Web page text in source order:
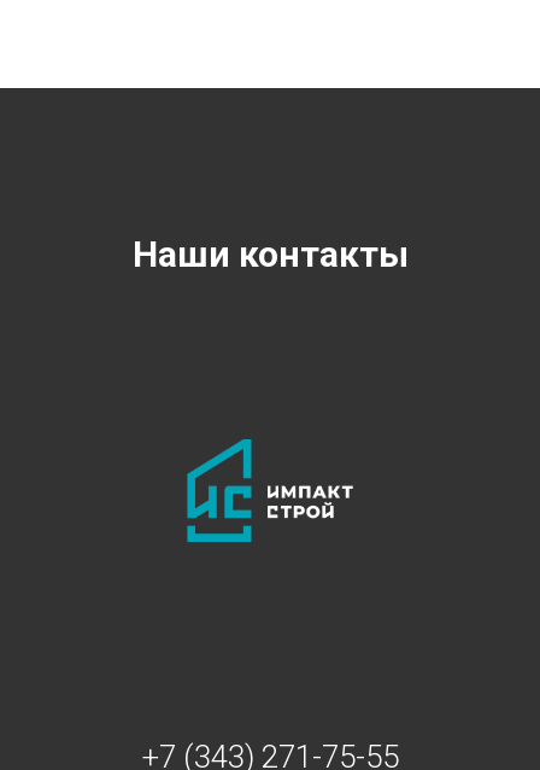
Наши контакты
+7 (343) 271-75-55